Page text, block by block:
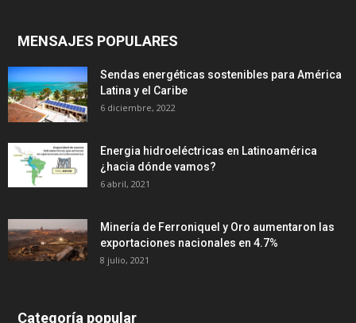
MENSAJES POPULARES
Sendas energéticas sostenibles para América
Latina y el Caribe
6 diciembre, 2022
Energia hidroeléctricas en Latinoamérica
¿hacia dónde vamos?
6 abril, 2021
Minería de Ferroniquel y Oro aumentaron las
exportaciones nacionales en 4.7%
8 julio, 2021
Categoría popular